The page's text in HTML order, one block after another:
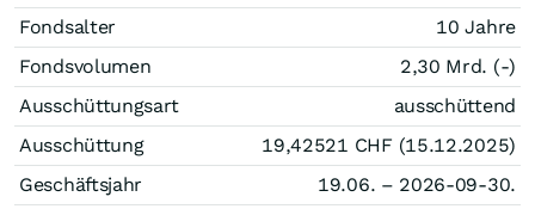
Fondsalter
10 Jahre
Fondsvolumen
2,30 Mrd. (-)
Ausschüttungsart
ausschüttend
Ausschüttung
19,42521 CHF (15.12.2025)
Geschäftsjahr
19.06. – 2026-09-30.